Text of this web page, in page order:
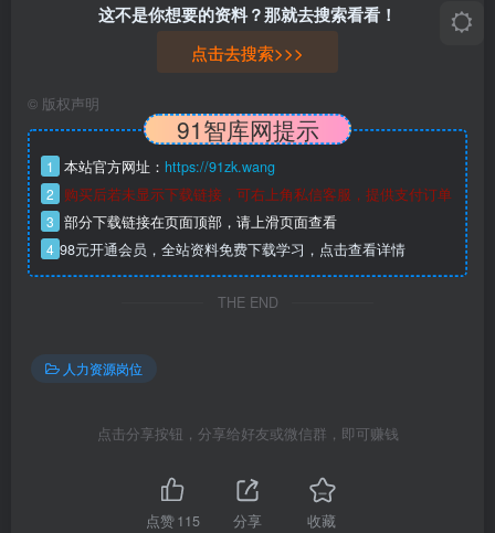
这不是你想要的资料？那就去搜索看看！
点击去搜索>>>
© 版权声明
91智库网提示
1 本站官方网址： https://91zk.wang
2 购买后若未显示下载链接，可右上角私信客服，提供支付订单
3 部分下载链接在页面顶部，请上滑页面查看
4 98元开通会员，全站资料免费下载学习，点击查看详情
THE END
人力资源岗位
点击分享按钮，分享给好友或微信群，即可赚钱
点赞115 分享 收藏